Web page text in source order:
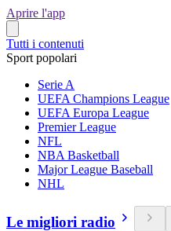
Aprire l'app
Tutti i contenuti
Sport popolari
Serie A
UEFA Champions League
UEFA Europa League
Premier League
NFL
NBA Basketball
Major League Baseball
NHL
Le migliori radio